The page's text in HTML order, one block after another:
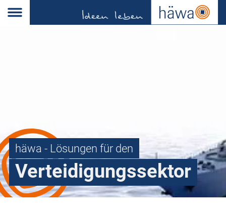
häwa - Lösungen für den
Verteidigungssektor